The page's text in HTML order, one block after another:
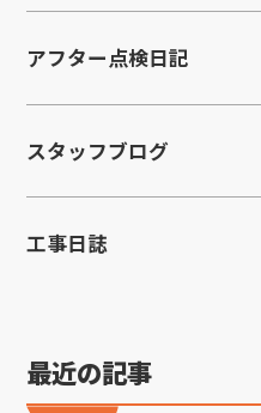
アフター点検日記
スタッフブログ
工事日誌
最近の記事